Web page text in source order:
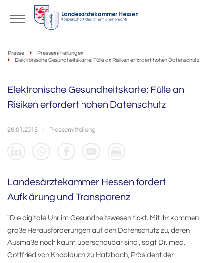
Presse
Pressemitteilungen
Elektronische Gesundheitskarte: Fülle an Risiken erfordert hohen Datenschutz
Elektronische Gesundheitskarte: Fülle an
Risiken erfordert hohen Datenschutz
26.01.2015 Pressemitteilung
Landesärztekammer Hessen fordert
Aufklärung und Transparenz
"Die digitale Uhr im Gesundheitswesen tickt. Mit ihr kommen
große Herausforderungen auf den Datenschutz zu, deren
Ausmaße noch kaum überschaubar sind", sagt Dr. med.
Gottfried von Knoblauch zu Hatzbach, Präsident der